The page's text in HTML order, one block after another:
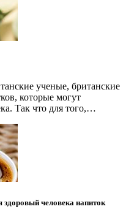
ученые, британские
которые могут
Так что для того,…
человека напиток